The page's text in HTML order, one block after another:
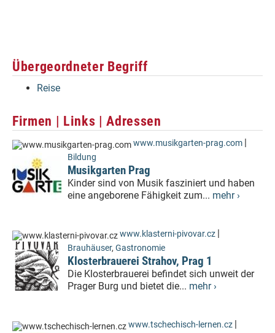
Übergeordneter Begriff
Reise
Firmen | Links | Adressen
www.musikgarten-prag.com |
Bildung
Musikgarten Prag
Kinder sind von Musik fasziniert und haben
eine angeborene Fähigkeit zum... mehr ›
www.klasterni-pivovar.cz |
Brauhäuser, Gastronomie
Klosterbrauerei Strahov, Prag 1
Die Klosterbrauerei befindet sich unweit der
Prager Burg und bietet die... mehr ›
www.tschechisch-lernen.cz |